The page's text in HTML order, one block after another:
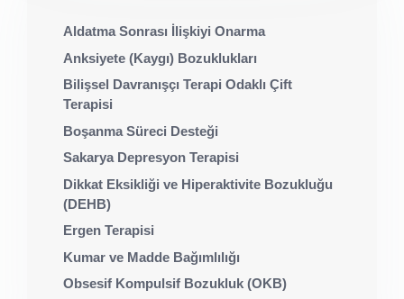
Aldatma Sonrası İlişkiyi Onarma
Anksiyete (Kaygı) Bozuklukları
Bilişsel Davranışçı Terapi Odaklı Çift
Terapisi
Boşanma Süreci Desteği
Sakarya Depresyon Terapisi
Dikkat Eksikliği ve Hiperaktivite Bozukluğu
(DEHB)
Ergen Terapisi
Kumar ve Madde Bağımlılığı
Obsesif Kompulsif Bozukluk (OKB)